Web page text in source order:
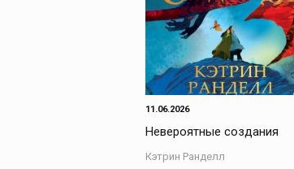
11.06.2026
Невероятные создания
Кэтрин Ранделл